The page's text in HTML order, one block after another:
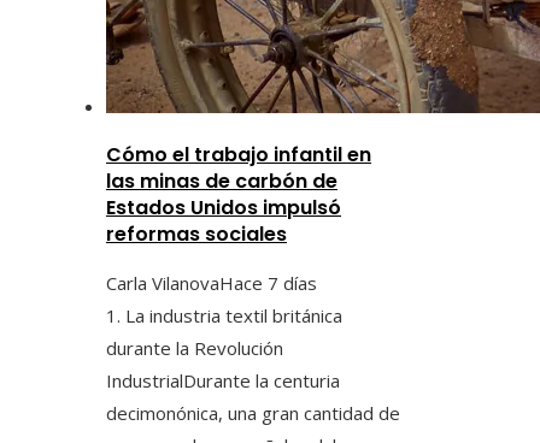
Cómo el trabajo infantil en
las minas de carbón de
Estados Unidos impulsó
reformas sociales
Carla VilanovaHace 7 días
1. La industria textil británica
durante la Revolución
IndustrialDurante la centuria
decimonónica, una gran cantidad de